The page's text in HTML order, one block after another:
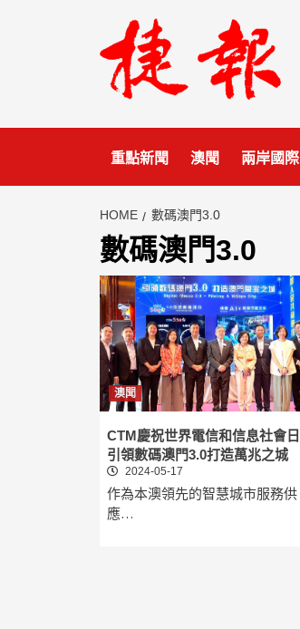
重點新聞 澳聞 兩岸國際
HOME 數碼澳門3.0
數碼澳門3.0
澳聞
CTM慶祝世界電信和信息社會日
引領數碼澳門3.0打造萬兆之城
2024-05-17
作為本澳領先的智慧城市服務供
應…